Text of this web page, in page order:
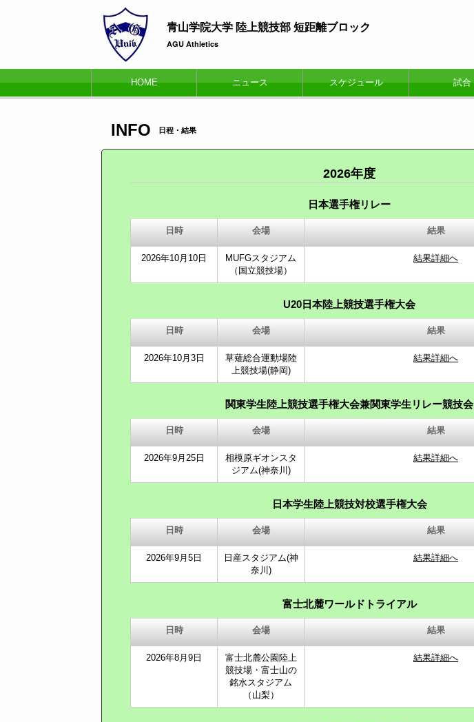
青山学院大学 陸上競技部 短距離ブロック
AGU Athletics
HOME ニュース スケジュール 試合
INFO 日程・結果
2026年度
日本選手権リレー
日時 会場 結果
2026年10月10日
MUFGスタジアム
（国立競技場）
結果詳細へ
U20日本陸上競技選手権大会
日時 会場 結果
2026年10月3日
草薙総合運動場陸
上競技場(静岡)
結果詳細へ
関東学生陸上競技選手権大会兼関東学生リレー競技会
日時 会場 結果
2026年9月25日
相模原ギオンスタ
ジアム(神奈川)
結果詳細へ
日本学生陸上競技対校選手権大会
日時 会場 結果
2026年9月5日
日産スタジアム(神
奈川)
結果詳細へ
富士北麓ワールドトライアル
日時 会場 結果
2026年8月9日
富士北麓公園陸上
競技場・富士山の
銘水スタジアム
（山梨）
結果詳細へ